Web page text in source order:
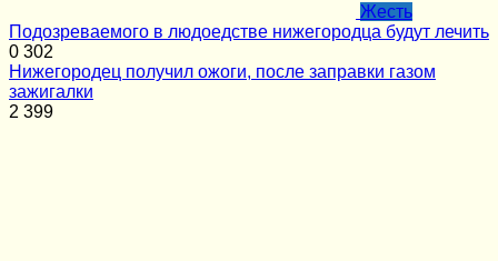
Жесть
Подозреваемого в людоедстве нижегородца будут лечить
0 302
Нижегородец получил ожоги, после заправки газом
зажигалки
2 399